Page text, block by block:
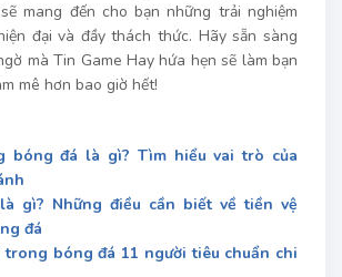
mang đến cho bạn những trải nghiệm
đại và đầy thách thức. Hãy sẵn sàng
mà Tin Game Hay hứa hẹn sẽ làm bạn
mê hơn bao giờ hết!
bóng đá là gì? Tìm hiểu vai trò của
gì? Những điều cần biết về tiền vệ
đá
trong bóng đá 11 người tiêu chuẩn chi